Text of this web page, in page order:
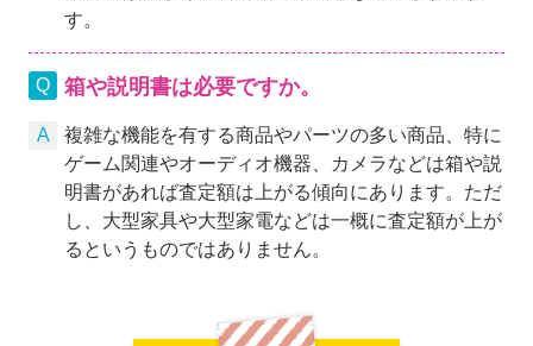
す。
箱や説明書は必要ですか。
複雑な機能を有する商品やパーツの多い商品、特に
ゲーム関連やオーディオ機器、カメラなどは箱や説
明書があれば査定額は上がる傾向にあります。ただ
し、大型家具や大型家電などは一概に査定額が上が
るというものではありません。